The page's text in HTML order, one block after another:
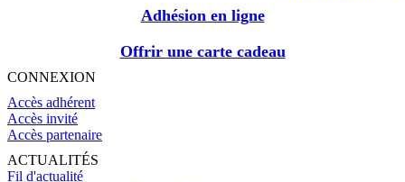
Adhésion en ligne
Offrir une carte cadeau
CONNEXION
Accès adhérent
Accès invité
Accès partenaire
ACTUALITÉS
Fil d'actualité